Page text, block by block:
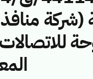
(شركة